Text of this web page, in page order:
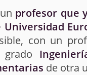
profesor que
Universidad
con un
grado
de otra